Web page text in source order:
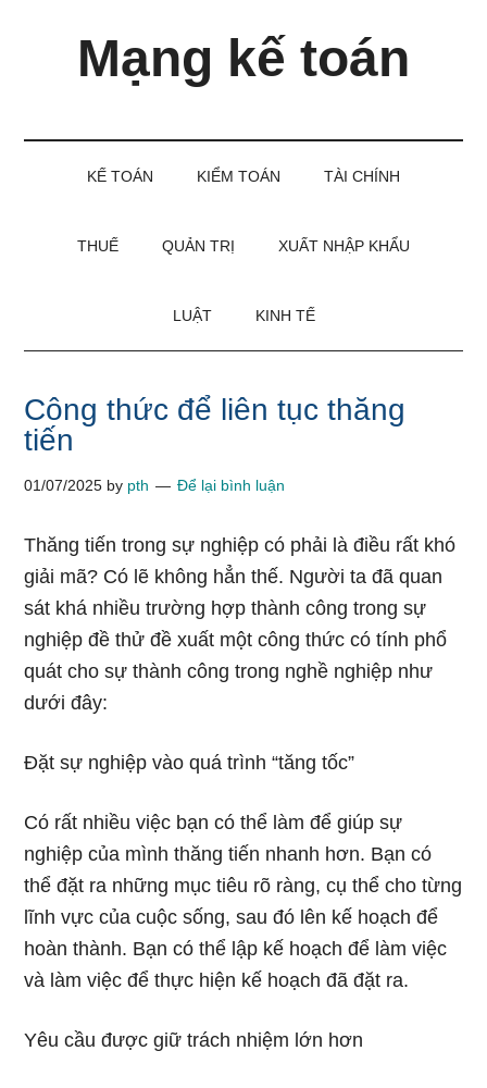
Mạng kế toán
KẾ TOÁN KIỂM TOÁN TÀI CHÍNH
THUẾ QUẢN TRỊ XUẤT NHẬP KHẨU
LUẬT KINH TẾ
Công thức để liên tục thăng
tiến
01/07/2025 by pth Để lại bình luận
Thăng tiến trong sự nghiệp có phải là điều rất khó
giải mã? Có lẽ không hẳn thế. Người ta đã quan
sát khá nhiều trường hợp thành công trong sự
nghiệp đề thử đề xuất một công thức có tính phổ
quát cho sự thành công trong nghề nghiệp như
dưới đây:
Đặt sự nghiệp vào quá trình “tăng tốc”
Có rất nhiều việc bạn có thể làm để giúp sự
nghiệp của mình thăng tiến nhanh hơn. Bạn có
thể đặt ra những mục tiêu rõ ràng, cụ thể cho từng
lĩnh vực của cuộc sống, sau đó lên kế hoạch để
hoàn thành. Bạn có thể lập kế hoạch để làm việc
và làm việc để thực hiện kế hoạch đã đặt ra.
Yêu cầu được giữ trách nhiệm lớn hơn